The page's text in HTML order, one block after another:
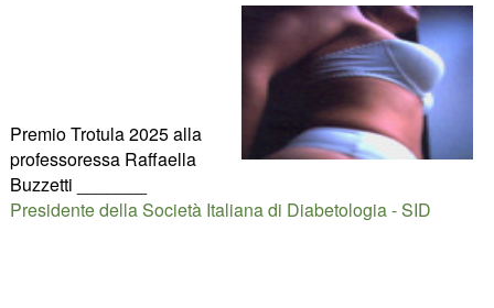
Premio Trotula 2025 alla
professoressa Raffaella
Buzzetti _______
Presidente della Società Italiana di Diabetologia - SID